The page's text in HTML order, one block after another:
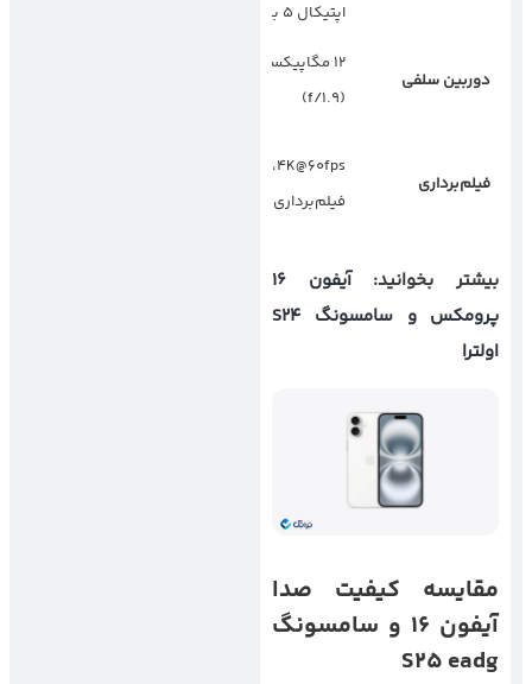
اپتیکال ۵ برابر
دوربین سلفی
۱۲ مگاپیکسل
(f/1.9)
فیلم‌برداری
4K@60fps، قابلیت
فیلم‌برداری ProRes
بیشتر بخوانید:
آیفون 16
پرومکس و سامسونگ S24
اولترا
مقایسه کیفیت صدا
آیفون ۱۶ و سامسونگ
S25 eadg